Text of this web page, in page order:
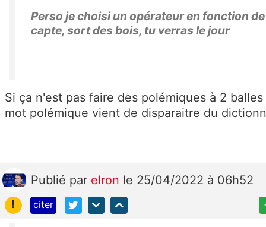
Perso je choisi un opérateur en fonction de
capte, sort des bois, tu verras le jour
Si ça n'est pas faire des polémiques à 2
mot polémique vient de disparaitre du
Publié par elron le 25/04/2022 à 06h52
!
citer